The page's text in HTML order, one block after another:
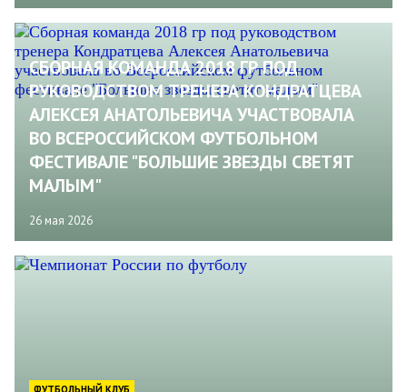
CБОРНАЯ КОМАНДА 2018 ГР ПОД
РУКОВОДСТВОМ ТРЕНЕРА КОНДРАТЦЕВА
АЛЕКСЕЯ АНАТОЛЬЕВИЧА УЧАСТВОВАЛА
ВО ВСЕРОССИЙСКОМ ФУТБОЛЬНОМ
ФЕСТИВАЛЕ "БОЛЬШИЕ ЗВЕЗДЫ СВЕТЯТ
МАЛЫМ"
26 мая 2026
ФУТБОЛЬНЫЙ КЛУБ